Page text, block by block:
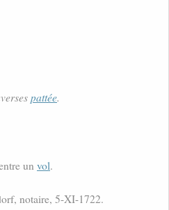
pattée.
un vol.
notaire, 5-XI-1722.